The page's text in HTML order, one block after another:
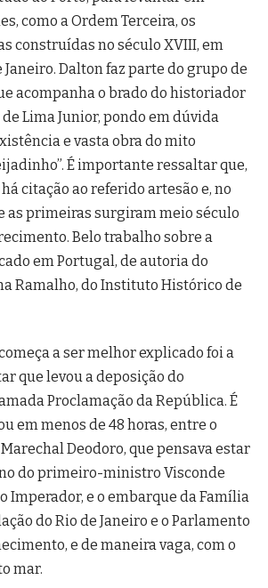
como a Ordem Terceira, os
construídas no século XVIII, em
Janeiro. Dalton faz parte do grupo de
acompanha o brado do historiador
Lima Junior, pondo em dúvida
e vasta obra do mito
É importante ressaltar que,
citação ao referido artesão e, no
as primeiras surgiram meio século
Belo trabalho sobre a
em Portugal, de autoria do
Ramalho, do Instituto Histórico de
a ser melhor explicado foi a
que levou a deposição do
Proclamação da República. É
em menos de 48 horas, entre o
Deodoro, que pensava estar
do primeiro-ministro Visconde
Imperador, e o embarque da Família
do Rio de Janeiro e o Parlamento
e de maneira vaga, com o
mar.